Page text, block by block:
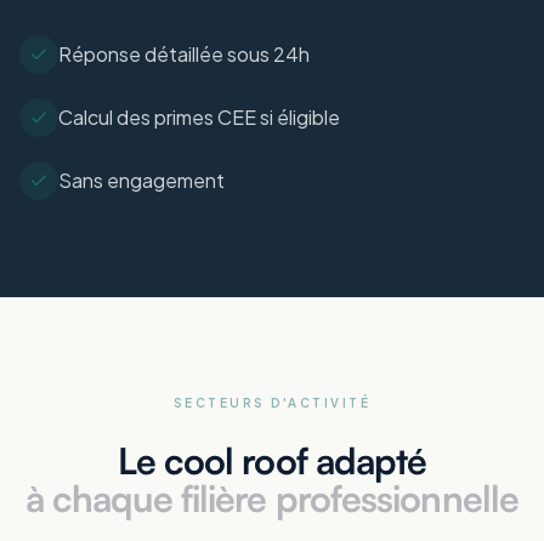
Réponse détaillée sous 24h
Calcul des primes CEE si éligible
Sans engagement
SECTEURS D'ACTIVITÉ
Le cool roof adapté
à chaque filière professionnelle